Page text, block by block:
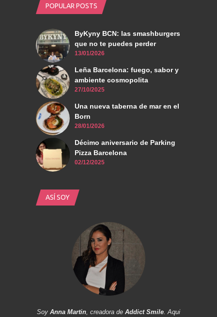
POPULAR POSTS
ByKyny BCN: las smashburgers
que no te puedes perder
13/01/2026
Leña Barcelona: fuego, sabor y
ambiente cosmopolita
27/10/2025
Una nueva taberna de mar en el
Born
28/01/2026
Décimo aniversario de Parking
Pizza Barcelona
02/12/2025
ASÍ SOY
Soy Anna Martin, creadora de Addict Smile. Aqui